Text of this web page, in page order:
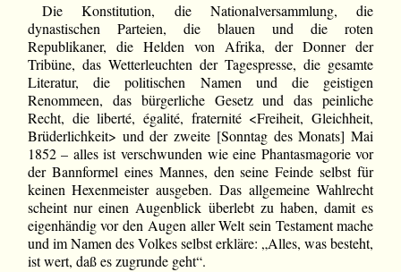
Die Konstitution, die Nationalversammlung, die
dynastischen Parteien, die blauen und die roten
Republikaner, die Helden von Afrika, der Donner der
Tribüne, das Wetterleuchten der Tagespresse, die gesamte
Literatur, die politischen Namen und die geistigen
Renommeen, das bürgerliche Gesetz und das peinliche
Recht, die liberté, égalité, fraternité <Freiheit, Gleichheit,
Brüderlichkeit> und der zweite [Sonntag des Monats] Mai
1852 – alles ist verschwunden wie eine Phantasmagorie vor
der Bannformel eines Mannes, den seine Feinde selbst für
keinen Hexenmeister ausgeben. Das allgemeine Wahlrecht
scheint nur einen Augenblick überlebt zu haben, damit es
eigenhändig vor den Augen aller Welt sein Testament mache
und im Namen des Volkes selbst erkläre: „Alles, was besteht,
ist wert, daß es zugrunde geht“.